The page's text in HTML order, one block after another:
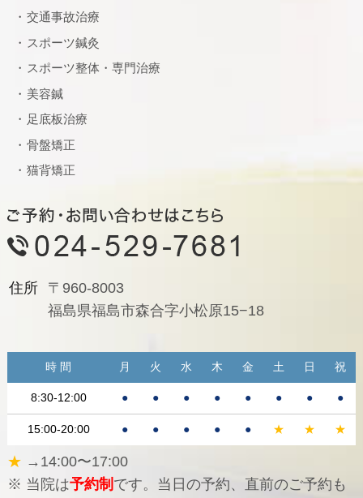
交通事故治療
スポーツ鍼灸
スポーツ整体・専門治療
美容鍼
足底板治療
骨盤矯正
猫背矯正
住所
〒960-8003
福島県福島市森合字小松原15−18
時 間 月 火 水 木 金 土 日 祝
8:30-12:00 ● ● ● ● ● ● ● ●
15:00-20:00 ● ● ● ● ● ★ ★ ★
★ →14:00〜17:00
※ 当院は予約制 です。当日の予約、直前のご予約も